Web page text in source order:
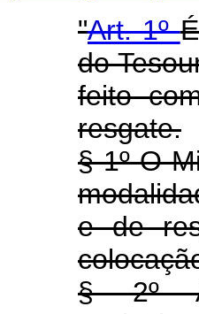
"Art. 1º
do
feito
resgate.
§ 1º O
e de
§ 2º A